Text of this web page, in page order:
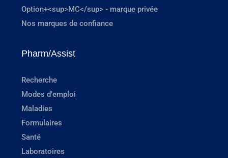
Option+<sup>MC</sup> - marque privée
Nos marques de confiance
Pharm/Assist
Recherche
Modes d'emploi
Maladies
Formulaires
Santé
Laboratoires